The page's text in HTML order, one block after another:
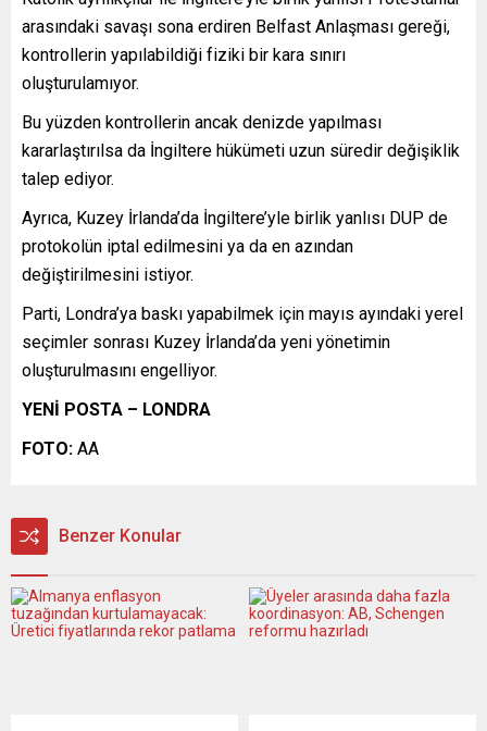
arasındaki savaşı sona erdiren Belfast Anlaşması gereği,
kontrollerin yapılabildiği fiziki bir kara sınırı
oluşturulamıyor.
Bu yüzden kontrollerin ancak denizde yapılması
kararlaştırılsa da İngiltere hükümeti uzun süredir değişiklik
talep ediyor.
Ayrıca, Kuzey İrlanda’da İngiltere’yle birlik yanlısı DUP de
protokolün iptal edilmesini ya da en azından
değiştirilmesini istiyor.
Parti, Londra’ya baskı yapabilmek için mayıs ayındaki yerel
seçimler sonrası Kuzey İrlanda’da yeni yönetimin
oluşturulmasını engelliyor.
YENİ POSTA – LONDRA
FOTO: AA
Benzer Konular